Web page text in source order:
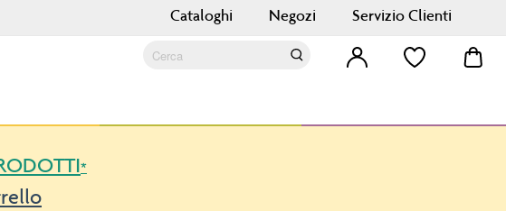
Cataloghi Negozi Servizio Clienti
*